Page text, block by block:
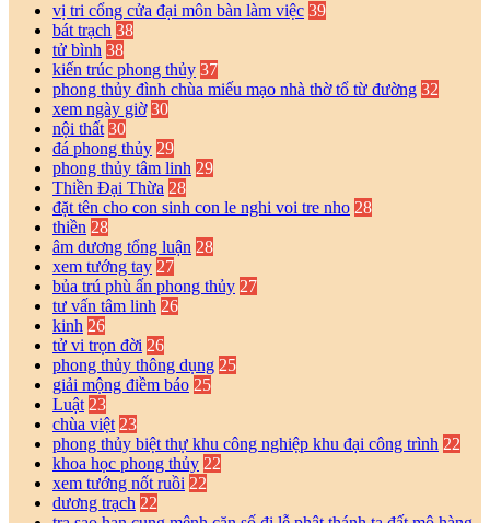
vị tri cổng cửa đại môn bàn làm việc 39
bát trạch 38
tử bình 38
kiến trúc phong thủy 37
phong thủy đình chùa miếu mạo nhà thờ tổ từ đường 32
xem ngày giờ 30
nội thất 30
đá phong thủy 29
phong thủy tâm linh 29
Thiền Đại Thừa 28
đặt tên cho con sinh con le nghi voi tre nho 28
thiền 28
âm dương tổng luận 28
xem tướng tay 27
bủa trú phù ấn phong thủy 27
tư vấn tâm linh 26
kinh 26
tử vi trọn đời 26
phong thủy thông dụng 25
giải mộng điềm báo 25
Luật 23
chùa việt 23
phong thủy biệt thự khu công nghiệp khu đại công trình 22
khoa học phong thủy 22
xem tướng nốt ruồi 22
dương trạch 22